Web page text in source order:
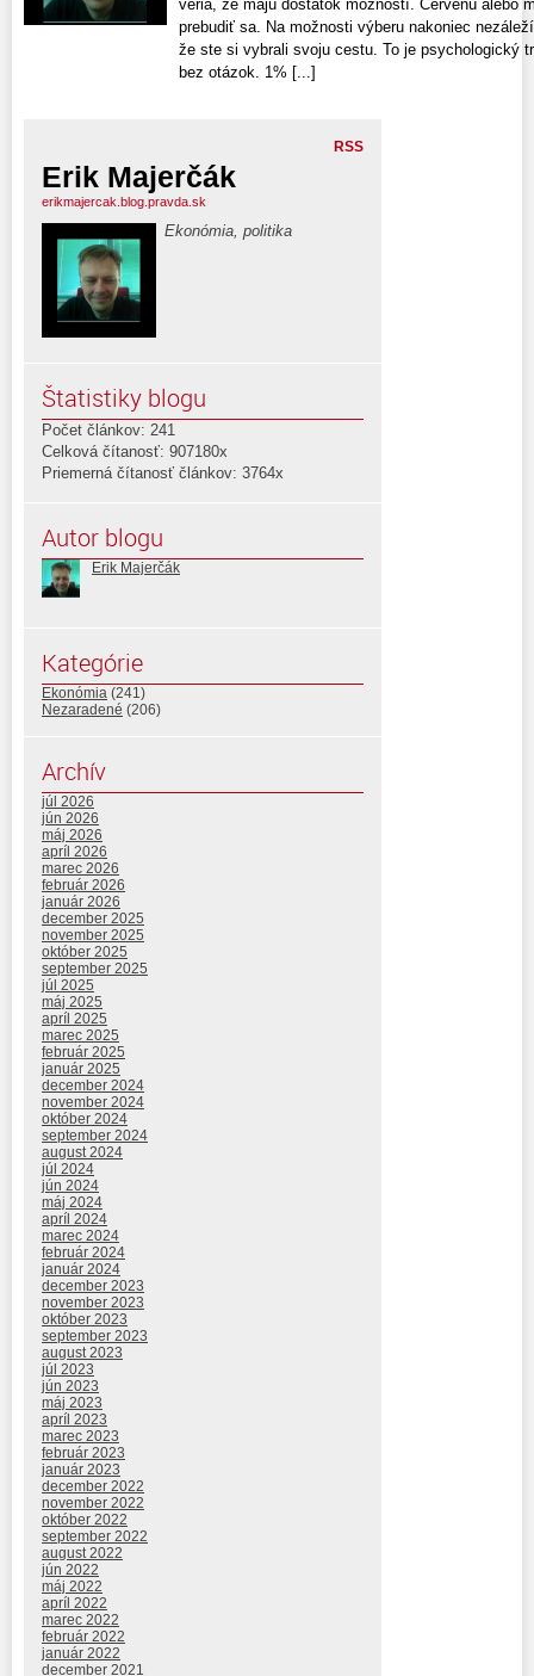
veria, že majú dostatok možností. Červenú alebo
prebudiť sa. Na možnosti výberu nakoniec
že ste si vybrali svoju cestu. To je psychologický
bez otázok. 1% [...]
RSS
Erik Majerčák
erikmajercak.blog.pravda.sk
Ekonómia, politika
Štatistiky blogu
Počet článkov: 241
Celková čítanosť: 907180x
Priemerná čítanosť článkov: 3764x
Autor blogu
Erik Majerčák
Kategórie
Ekonómia (241)
Nezaradené (206)
Archív
júl 2026
jún 2026
máj 2026
apríl 2026
marec 2026
február 2026
január 2026
december 2025
november 2025
október 2025
september 2025
júl 2025
máj 2025
apríl 2025
marec 2025
február 2025
január 2025
december 2024
november 2024
október 2024
september 2024
august 2024
júl 2024
jún 2024
máj 2024
apríl 2024
marec 2024
február 2024
január 2024
december 2023
november 2023
október 2023
september 2023
august 2023
júl 2023
jún 2023
máj 2023
apríl 2023
marec 2023
február 2023
január 2023
december 2022
november 2022
október 2022
september 2022
august 2022
jún 2022
máj 2022
apríl 2022
marec 2022
február 2022
január 2022
december 2021